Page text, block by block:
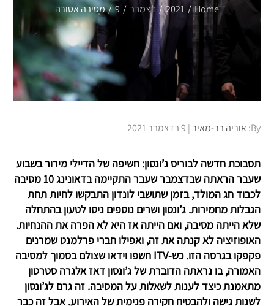
Home
2021 דצמבר 9 מסיבה אסורה
By: אוריה בר-מאיר Posted
9 בדצמבר 2021
תסבוכת חדשה לבוריס ג’ונסון: חשיפה של הדיילי מירור בשבוע
שעבר הראתה שבדצמבר שעבר התקיימה בדאונינג 10 מסיבה
לכבוד חג המולד, בזמן שתושבי לונדון התבקשו לחיות תחת
הגבלות מחמירות. ג’ונסון ושרים נוספים ניסו לטעון בהתחלה
שלא הייתה מסיבה, ואם הייתה אז היא לא הפרה את ההנחיות.
האופוזיציה לא קנתה את זה, ואפילו חברי פרלמנט שמרנים
פקפקו בגרסה הזו. כש-ITV חשפו וידאו שצולם בסמוך למסיבה
האמורה, בו נראתה הדוברת של ג’ונסון דאז אלגרה סטרטון
מתאמנת כיצד לענות לשאלות על המסיבה. זה גרם לג’ונסון
לשנות גישה ולהבטיח חקירה פנימית של האירוע. אבל זה כבר